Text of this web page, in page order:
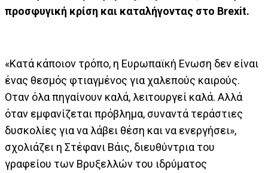
προσφυγική κρίση και καταλήγοντας στο Brexit.
«Κατά κάποιον τρόπο, η Ευρωπαϊκή Ενωση δεν είναι
ένας θεσμός φτιαγμένος για χαλεπούς καιρούς.
Οταν όλα πηγαίνουν καλά, λειτουργεί καλά. Αλλά
όταν εμφανίζεται πρόβλημα, συναντά τεράστιες
δυσκολίες για να λάβει θέση και να ενεργήσει»,
σχολιάζει η Στέφανι Βάις, διευθύντρια του
γραφείου των Βρυξελλών του ιδρύματος